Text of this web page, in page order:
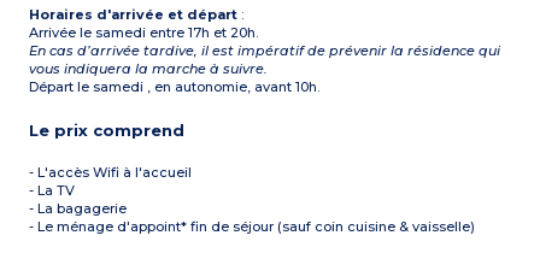
Horaires d'arrivée et départ :
Arrivée le samedi entre 17h et 20h.
En cas d’arrivée tardive, il est impératif de prévenir la résidence qui
vous indiquera la marche à suivre.
Départ le samedi , en autonomie, avant 10h.
Le prix comprend
- L'accès Wifi à l'accueil
- La TV
- La bagagerie
- Le ménage d'appoint* fin de séjour (sauf coin cuisine & vaisselle)